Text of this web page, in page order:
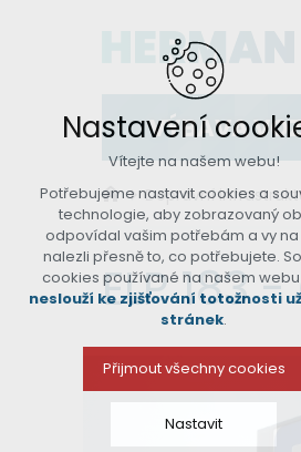
VÝBAVA
Dopravní
ELP
Nastavení
Vítejte na našem webu!
Potřebujeme nastavit cookies a
technologie, aby zobrazovaný
odpovídal vašim potřebám a vy
nalezli přesně to, co potřebujete.
cookies používané na našem webu
neslouží ke zjišťování totožnosti
stránek.
Přijmout všechny cookies
Nastavit